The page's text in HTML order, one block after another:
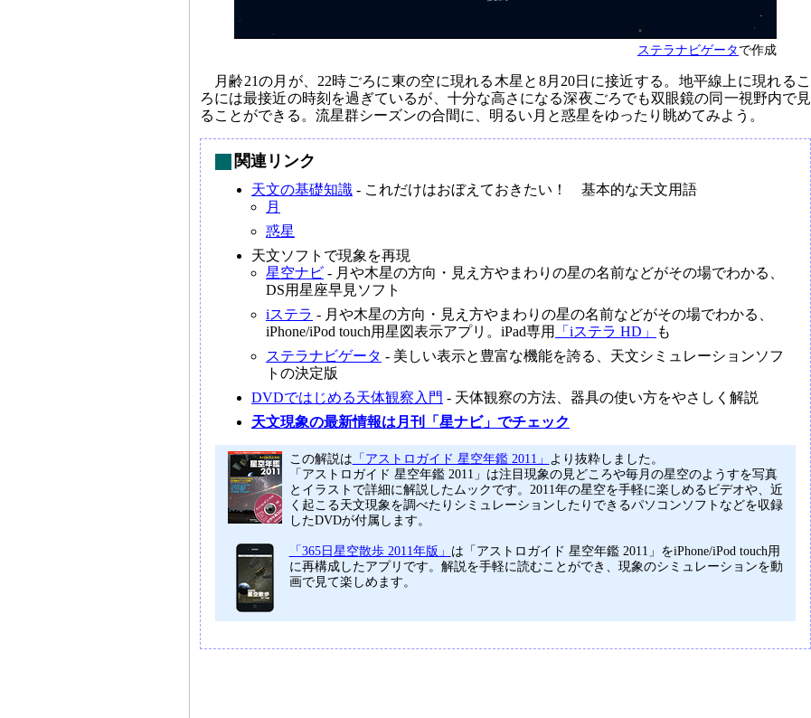
ステラナビゲータで作成
月齢21の月が、22時ごろに東の空に現れる木星と8月20日に接近する。地平線上に現れるこ
ろには最接近の時刻を過ぎているが、十分な高さになる深夜ごろでも双眼鏡の同一視野内で見
ることができる。流星群シーズンの合間に、明るい月と惑星をゆったり眺めてみよう。
関連リンク
天文の基礎知識 - これだけはおぼえておきたい！ 基本的な天文用語
月
惑星
天文ソフトで現象を再現
星空ナビ - 月や木星の方向・見え方やまわりの星の名前などがその場でわかる、
DS用星座早見ソフト
iステラ - 月や木星の方向・見え方やまわりの星の名前などがその場でわかる、
iPhone/iPod touch用星図表示アプリ。iPad専用
「iステラ HD」
も
ステラナビゲータ - 美しい表示と豊富な機能を誇る、天文シミュレーションソフ
トの決定版
DVDではじめる天体観察入門 - 天体観察の方法、器具の使い方をやさしく解説
天文現象の最新情報は月刊「星ナビ」でチェック
この解説は 「アストロガイド 星空年鑑 2011」 より抜粋しました。
「アストロガイド 星空年鑑 2011」は注目現象の見どころや毎月の星空のようすを写真
とイラストで詳細に解説したムックです。2011年の星空を手軽に楽しめるビデオや、近
く起こる天文現象を調べたりシミュレーションしたりできるパソコンソフトなどを収録
したDVDが付属します。
「365日星空散歩 2011年版」 は「アストロガイド 星空年鑑 2011」をiPhone/iPod touch用
に再構成したアプリです。解説を手軽に読むことができ、現象のシミュレーションを動
画で見て楽しめます。